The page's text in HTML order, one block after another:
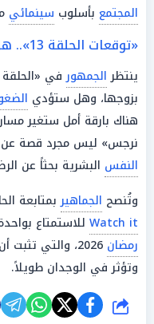
المجتمع بأسلوب سينمائي
«توقعات الحلقة 13».. هل تقترب نرجس من حلمها؟
ينتظرالجمهور
بزوجها، وهل ستؤدي
هناك بارقة أمل ستغير
نرجس» ليس مجرد قصة عن
النفس البشرية بحثاً عن
وتُنصح الجماهيربمتابعة
Watch it للاستمتاع
رمضان
وتؤثر في الوجدان طويلاً.
شارك